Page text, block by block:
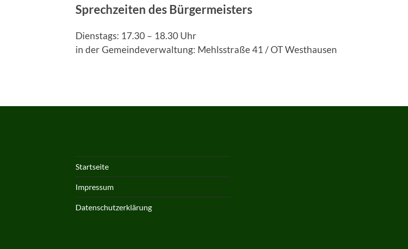
Sprechzeiten des Bürgermeisters
Dienstags: 17.30 – 18.30 Uhr
in der Gemeindeverwaltung: Mehlsstraße 41 / OT Westhausen
Startseite
Impressum
Datenschutzerklärung